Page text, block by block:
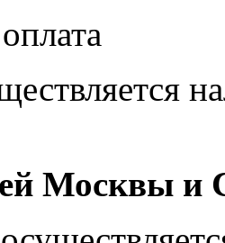
Москвы и